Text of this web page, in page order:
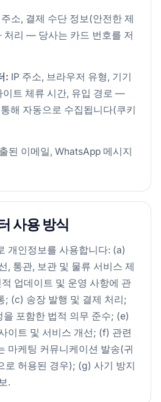
소, 결제 수단 정보(안전한 제
처리 — 당사는 카드 번호를 저
: IP 주소, 브라우저 유형, 기기
이트 체류 시간, 유입 경로 —
해 자동으로 수집됩니다(쿠키
된 이메일, WhatsApp 메시지
사용 방식
개인정보를 사용합니다: (a)
, 통관, 보관 및 물류 서비스 제
업데이트 및 운영 사항에 관
; (c) 송장 발행 및 결제 처리;
포함한 법적 의무 준수; (e)
이트 및 서비스 개선; (f) 관련
마케팅 커뮤니케이션 발송(귀
로 허용된 경우); (g) 사기 방지
.